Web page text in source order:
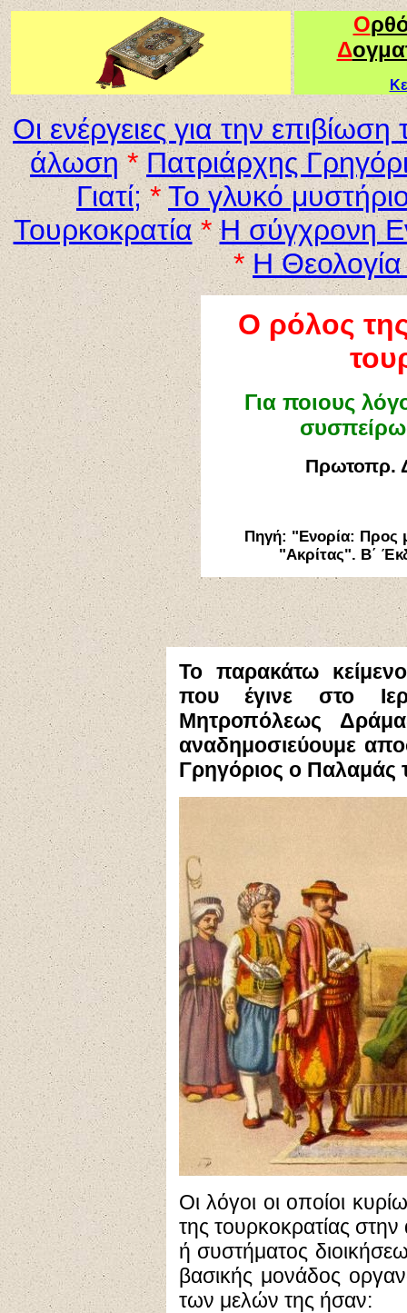
Ο
Δ
Οι ενέργειες για την
άλωση *Πατριάρχης
Γιατί;*Το γλυκό
Τουρκοκρατία * Η σύγχρονη
* Η
Ο ρόλος
Για ποιους
Πρωτοπρ.
Πηγή: "Ενορία: Προς
"Ακρίτας". Β΄
Το παρακάτω
που έγινε στο
Μητροπόλεως
αναδημοσιεύουμε
Γρηγόριος ο Παλαμάς
Οι λόγοι οι οποίοι
της τουρκοκρατίας
ή συστήματος
βασικής μονάδος
των μελών της ήσαν: